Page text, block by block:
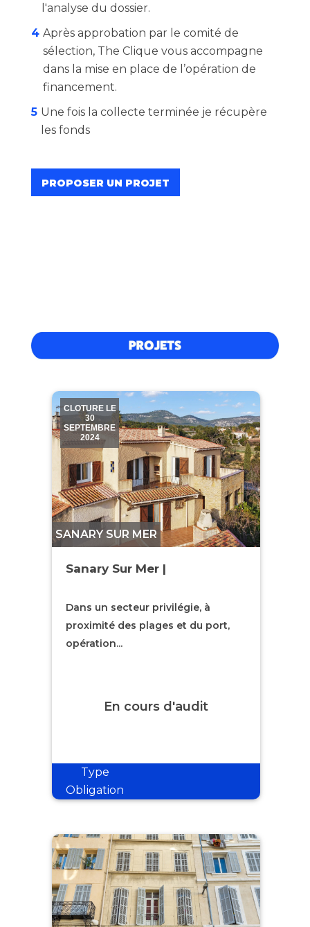
l'analyse du dossier.
4 Après approbation par le comité de
sélection, The Clique vous accompagne
dans la mise en place de l’opération de
financement.
5 Une fois la collecte terminée je récupère
les fonds
PROPOSER UN PROJET
SANARY SUR MER
CLOTURE LE
30
SEPTEMBRE
2024
Sanary Sur Mer |
Dans un secteur privilégie, à
proximité des plages et du port,
opération...
En cours d'audit
Type
Obligation